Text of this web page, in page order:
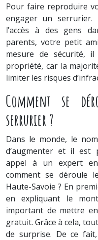
Pour faire reproduire
engager un serrurier.
l’accès à des gens
parents, votre petit
mesure de sécurité,
propriété, car la
limiter les risques
Comment se
serrurier ?
Dans le monde, le
d’augmenter et il est
appel à un expert en
comment se déroule
Haute-Savoie ? En
en expliquant le
important de mettre
gratuit. Grâce à cela,
de surprise. De ce